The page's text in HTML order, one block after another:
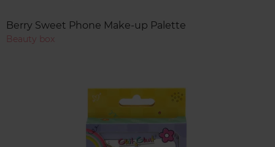
Berry Sweet Phone Make-up Palette
Beauty box